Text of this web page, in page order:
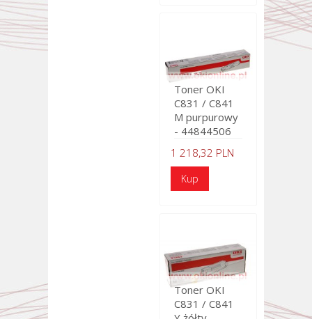
Toner OKI
C831 / C841
M purpurowy
- 44844506
1 218,32 PLN
Toner OKI
C831 / C841